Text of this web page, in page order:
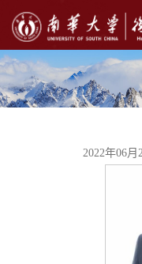
2022年06